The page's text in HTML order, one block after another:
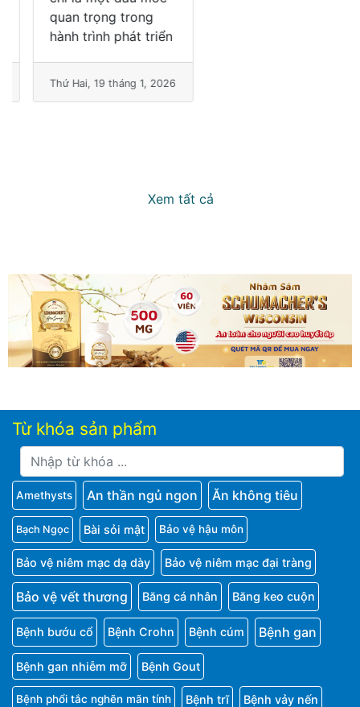
quan trọng trong
hành trình phát triển
Thứ Hai, 19 tháng 1, 2026
Xem tất cả
Từ khóa sản phẩm
Amethysts An thần ngủ ngon Ăn không tiêu
Bạch Ngọc Bài sỏi mật Bảo vệ hậu môn
Bảo vệ niêm mạc dạ dày Bảo vệ niêm mạc đại tràng
Bảo vệ vết thương Băng cá nhân Băng keo cuộn
Bệnh bướu cổ Bệnh Crohn Bệnh cúm Bệnh gan
Bệnh gan nhiễm mỡ Bệnh Gout
Bệnh phổi tắc nghẽn mãn tính Bệnh trĩ Bệnh vảy nến